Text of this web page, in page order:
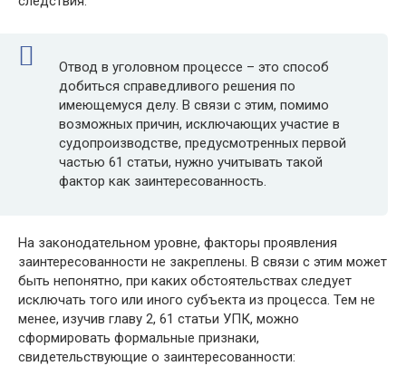
Отвод в уголовном процессе – это способ
добиться справедливого решения по
имеющемуся делу. В связи с этим, помимо
возможных причин, исключающих участие в
судопроизводстве, предусмотренных первой
частью 61 статьи, нужно учитывать такой
фактор как заинтересованность.
На законодательном уровне, факторы проявления
заинтересованности не закреплены. В связи с этим может
быть непонятно, при каких обстоятельствах следует
исключать того или иного субъекта из процесса. Тем не
менее, изучив главу 2, 61 статьи УПК, можно
сформировать формальные признаки,
свидетельствующие о заинтересованности: